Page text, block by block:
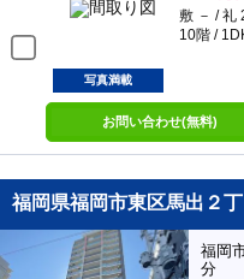
敷 － / 礼
10階 /
写真満載
お問い合わせ(無料)
福岡県福岡市東区馬出２丁
福岡
分